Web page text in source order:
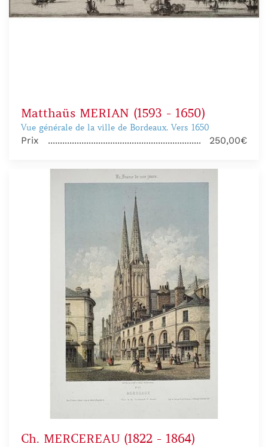
Matthaüs MERIAN (1593 - 1650)
Vue générale de la ville de Bordeaux. Vers 1650
Prix 250,00€
Ch. MERCEREAU (1822 - 1864)